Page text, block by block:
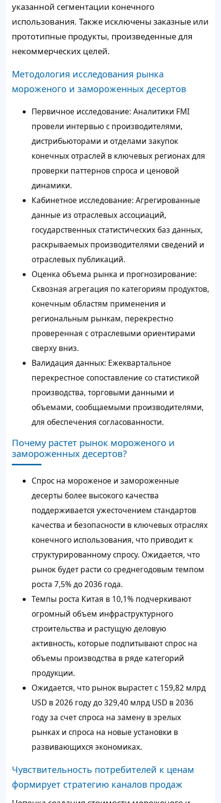
указанной сегментации конечного
использования. Также исключены заказные или
прототипные продукты, произведенные для
некоммерческих целей.
Методология исследования рынка
мороженого и замороженных десертов
Первичное исследование: Аналитики FMI
провели интервью с производителями,
дистрибьюторами и отделами закупок
конечных отраслей в ключевых регионах для
проверки паттернов спроса и ценовой
динамики.
Кабинетное исследование: Агрегированные
данные из отраслевых ассоциаций,
государственных статистических баз данных,
раскрываемых производителями сведений и
отраслевых публикаций.
Оценка объема рынка и прогнозирование:
Сквозная агрегация по категориям продуктов,
конечным областям применения и
региональным рынкам, перекрестно
проверенная с отраслевыми ориентирами
сверху вниз.
Валидация данных: Ежеквартальное
перекрестное сопоставление со статистикой
производства, торговыми данными и
объемами, сообщаемыми производителями,
для обеспечения согласованности.
Почему растет рынок мороженого и
замороженных десертов?
Спрос на мороженое и замороженные
десерты более высокого качества
поддерживается ужесточением стандартов
качества и безопасности в ключевых отраслях
конечного использования, что приводит к
структурированному спросу. Ожидается, что
рынок будет расти со среднегодовым темпом
роста 7,5% до 2036 года.
Темпы роста Китая в 10,1% подчеркивают
огромный объем инфраструктурного
строительства и растущую деловую
активность, которые подпитывают спрос на
объемы производства в ряде категорий
продукции.
Ожидается, что рынок вырастет с 159,82 млрд
USD в 2026 году до 329,40 млрд USD в 2036
году за счет спроса на замену в зрелых
рынках и спроса на новые установки в
развивающихся экономиках.
Чувствительность потребителей к ценам
формирует стратегию каналов продаж